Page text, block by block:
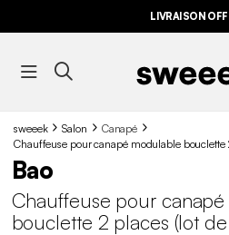
LIVRAISON
sweeek Salon
Canapé
Chauffeuse pour canapé modulable bouclette
Bao
Chauffeuse pour
bouclette 2 places (lot